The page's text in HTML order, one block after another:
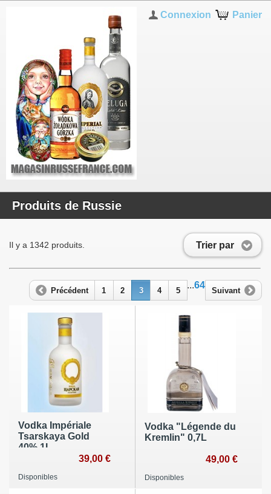
Panier
Connexion
Produits de Russie
Trier par
Il y a 1342 produits.
Précédent 1 2 3 4 5
...64
Suivant
Vodka Impériale
Tsarskaya Gold
40% 1L
39,00 €
Disponibles
Vodka "Légende du
Kremlin" 0,7L
49,00 €
Disponibles